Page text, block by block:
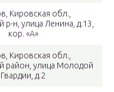
Кировская обл.,
р-н, улица Ленина, д.13,
кор. «А»
Кировская обл.,
район, улица Молодой
Гвардии, д.2